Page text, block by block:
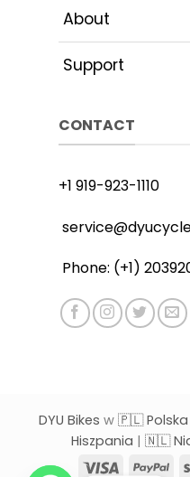
About
Support
CONTACT
+1 919-923-1110
Phone: (+1)
DYU Bikes w 🇵🇱 Polska
Hiszpania | 🇳🇱
Visa